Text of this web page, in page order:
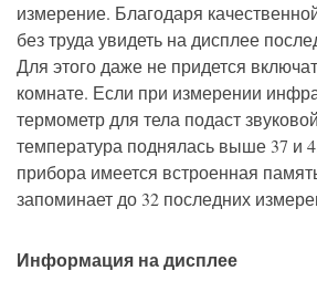
измерение. Благодаря
без труда увидеть на дисплее
Для этого даже не придется
комнате. Если при измерении
термометр для тела подаст
температура поднялась выше 37 и
прибора имеется встроенная
запоминает до 32 последних
Информация на дисплее